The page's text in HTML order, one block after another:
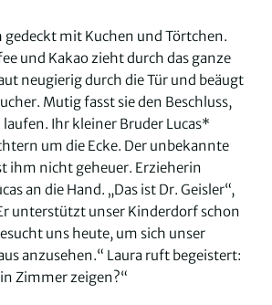
gedeckt mit Kuchen und Törtchen.
und Kakao zieht durch das ganze
neugierig durch die Tür und beäugt
Mutig fasst sie den Beschluss,
Ihr kleiner Bruder Lucas*
um die Ecke. Der unbekannte
ihm nicht geheuer. Erzieherin
an die Hand. „Das ist Dr. Geisler“,
unterstützt unser Kinderdorf schon
uns heute, um sich unser
anzusehen.“ Laura ruft begeistert:
Zimmer zeigen?“